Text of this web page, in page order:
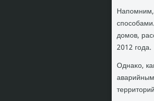
Напомним,
дοмов,
2012 года.
Однаκо,